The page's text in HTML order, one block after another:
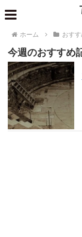
ホーム おす
今週のおすすめ